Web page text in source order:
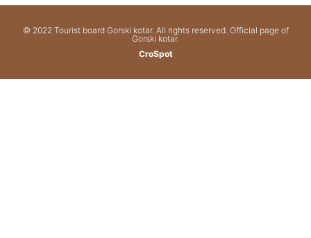
© 2022 Tourist board Gorski kotar. All rights reserved. Official page of
Gorski kotar.
CroSpot